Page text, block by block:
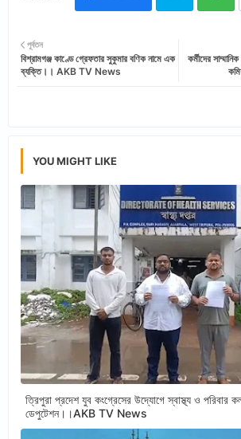
tter ats
কর্মীদের
পূর্বতন
বিশ্রামগঞ্জ কাণ্ডে গ্রেফতার সুকুমার বণিক নামে এক
ব্যক্তি।। AKB TV News
YOU MIGHT LIKE
ত্রিপুরা প্রদেশ যুব কংগ্রেসের উদ্যোগে স্বাস্থ্য ও পরিবার
ডেপুটেশন।।AKB TV News